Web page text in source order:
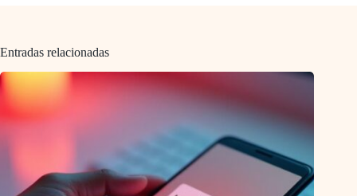
Entradas relacionadas